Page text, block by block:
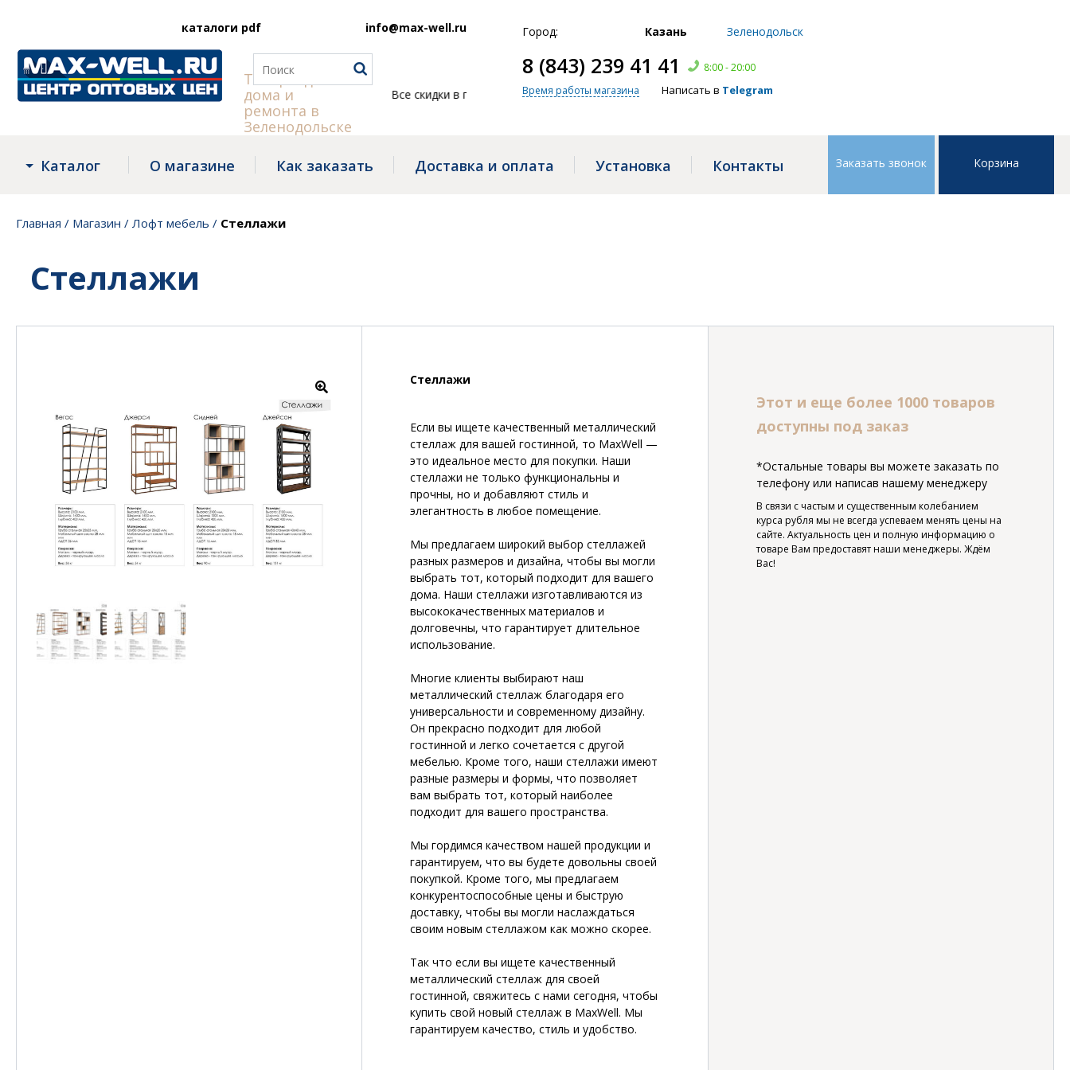
Товары для
дома и
ремонта в
Зеленодольске
каталоги pdf info@max-well.ru
Все скидки в группеTelegram
Город: Казань Зеленодольск
8 (843) 239 41 41
8:00 - 20:00
Время работы магазина
Написать в Telegram
Каталог О магазине Как заказать Доставка и оплата Установка Контакты Заказать звонок Корзина
Главная / Магазин / Лофт мебель / Стеллажи
Стеллажи
Стеллажи
Если вы ищете качественный металлический
стеллаж для вашей гостинной, то MaxWell —
это идеальное место для покупки. Наши
стеллажи не только функциональны и
прочны, но и добавляют стиль и
элегантность в любое помещение.
Мы предлагаем широкий выбор стеллажей
разных размеров и дизайна, чтобы вы могли
выбрать тот, который подходит для вашего
дома. Наши стеллажи изготавливаются из
высококачественных материалов и
долговечны, что гарантирует длительное
использование.
Многие клиенты выбирают наш
металлический стеллаж благодаря его
универсальности и современному дизайну.
Он прекрасно подходит для любой
гостинной и легко сочетается с другой
мебелью. Кроме того, наши стеллажи имеют
разные размеры и формы, что позволяет
вам выбрать тот, который наиболее
подходит для вашего пространства.
Мы гордимся качеством нашей продукции и
гарантируем, что вы будете довольны своей
покупкой. Кроме того, мы предлагаем
конкурентоспособные цены и быструю
доставку, чтобы вы могли наслаждаться
своим новым стеллажом как можно скорее.
Так что если вы ищете качественный
металлический стеллаж для своей
гостинной, свяжитесь с нами сегодня, чтобы
купить свой новый стеллаж в MaxWell. Мы
гарантируем качество, стиль и удобство.
Этот и еще более 1000 товаров
доступны под заказ
*Остальные товары вы можете заказать по
телефону или написав нашему менеджеру
В связи с частым и существенным колебанием
курса рубля мы не всегда успеваем менять цены на
сайте. Актуальность цен и полную информацию о
товаре Вам предоставят наши менеджеры. Ждём
Вас!